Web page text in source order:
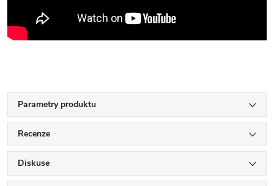
Parametry produktu
Recenze
Diskuse